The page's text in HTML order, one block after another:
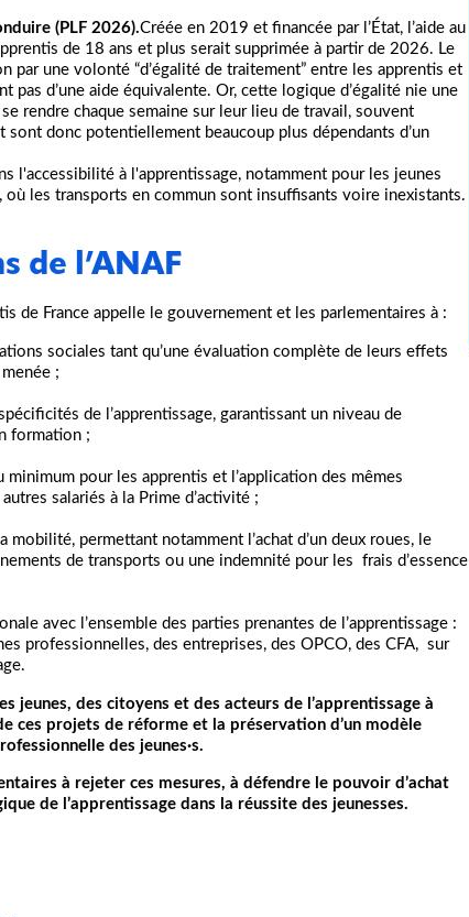
(PLF 2026).Créée en 2019 et financée par l’État, l’aide au
de 18 ans et plus serait supprimée à partir de 2026. Le
par une volonté “d’égalité de traitement” entre les apprentis et
pas d’une aide équivalente. Or, cette logique d’égalité nie une
rendre chaque semaine sur leur lieu de travail, souvent
donc potentiellement beaucoup plus dépendants d’un
l'accessibilité à l'apprentissage, notamment pour les jeunes
les transports en commun sont insuffisants voire inexistants.
de l’ANAF
de France appelle le gouvernement et les parlementaires à :
sociales tant qu’une évaluation complète de leurs effets
;
de l’apprentissage, garantissant un niveau de
formation ;
pour les apprentis et l’application des mêmes
salariés à la Prime d’activité ;
mobilité, permettant notamment l’achat d’un deux roues, le
de transports ou une indemnité pour les frais d’essence
avec l’ensemble des parties prenantes de l’apprentissage :
professionnelles, des entreprises, des OPCO, des CFA, sur
jeunes, des citoyens et des acteurs de l’apprentissage à
ces projets de réforme et la préservation d’un modèle
des jeunes·s.
à rejeter ces mesures, à défendre le pouvoir d’achat
de l’apprentissage dans la réussite des jeunesses.